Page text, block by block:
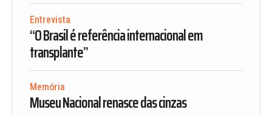
Entrevista
“O Brasil é referência internacional em
transplante”
Memória
Museu Nacional renasce das cinzas